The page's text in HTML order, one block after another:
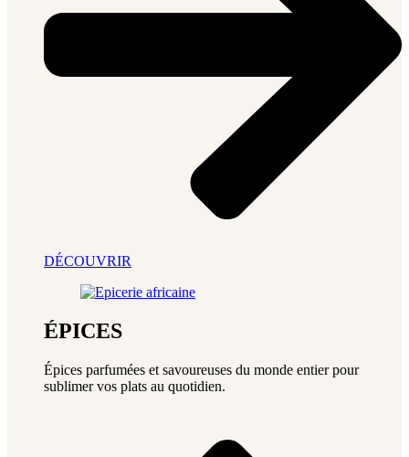
DÉCOUVRIR
ÉPICES
Épices parfumées et savoureuses du monde entier pour
sublimer vos plats au quotidien.